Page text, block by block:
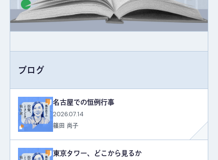
ブログ
名古屋での恒例行事
2026.07.14
篠田 尚子
東京タワー、どこから見るか